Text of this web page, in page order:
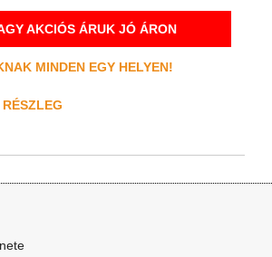
AKCIÓS ÁRUK JÓ ÁRON
MINDEN EGY HELYEN!